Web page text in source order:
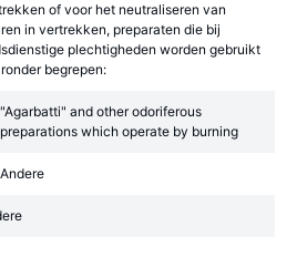
of voor het neutraliseren van
in vertrekken, preparaten die bij
plechtigheden worden gebruikt
begrepen:
"Agarbatti" and other odoriferous
preparations which operate by burning
Andere